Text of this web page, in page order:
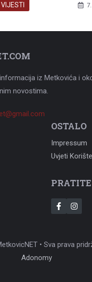
VIJESTI
iz Metkovića i
novostima.
OSTALO
Impressum
Uvjeti
• Sva prava
Adonomy